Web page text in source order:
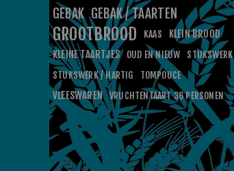
GEBAK GEBAK / TAARTEN
GROOTBROOD KAAS
KLEIN BROOD
KLEINE TAARTJES
OUD EN NIEUW
STUKSWERK
STUKSWERK / HARTIG
TOMPOUCE
VLEESWAREN VRUCHTENTAART 36 PERSONEN